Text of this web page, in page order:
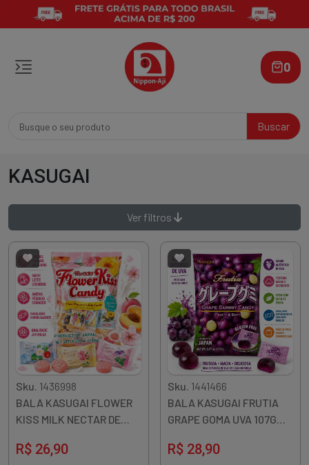
Buscar
0
KASUGAI
Ver filtros
Sku. 1436998
BALA KASUGAI FLOWER
KISS MILK NECTAR DE
R$ 26,90
Sku. 1441466
BALA KASUGAI FRUTIA
GRAPE GOMA UVA 107G
R$ 28,90